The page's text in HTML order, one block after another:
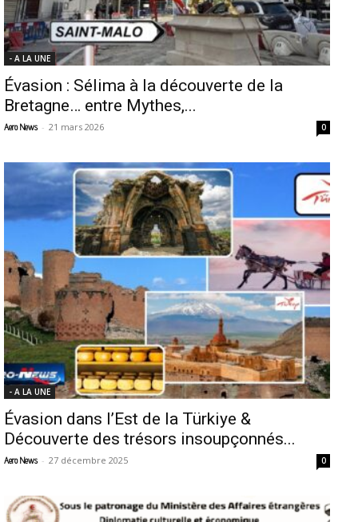
- A LA UNE
Évasion : Sélima à la découverte de la
Bretagne… entre Mythes,...
Aero News - 21 mars 2026 0
- A LA UNE
Évasion dans l’Est de la Türkiye &
Découverte des trésors insoupçonnés...
Aero News - 27 décembre 2025 0